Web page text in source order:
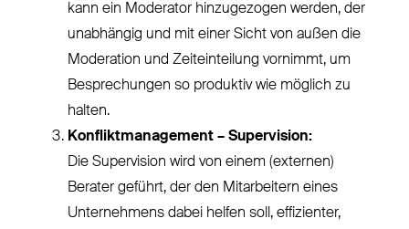
kann ein Moderator hinzugezogen werden, der
unabhängig und mit einer Sicht von außen die
Moderation undZeiteinteilung vornimmt, um
Besprechungen so produktiv wie möglich zu
halten.
Konfliktmanagement – Supervision:
Die Supervision wird von einem (externen)
Berater geführt, der den Mitarbeitern eines
Unternehmens dabei helfen soll, effizienter,